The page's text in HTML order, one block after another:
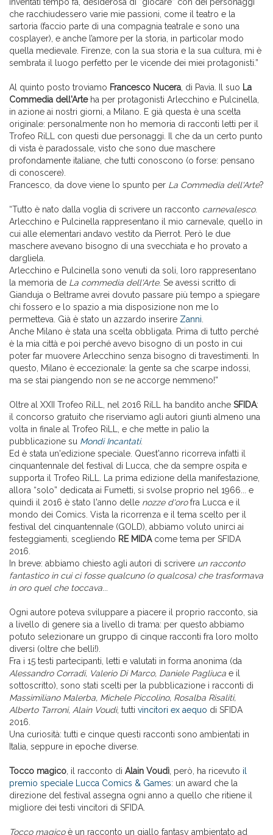
che racchiudessero varie mie passioni, come il teatro e la
sartoria (faccio parte di una compagnia teatrale e sono una
cosplayer), e anche l’amore per la storia, in particolar modo
quella medievale. Firenze, con la sua storia e la sua cultura, mi è
sembrata il luogo perfetto per le vicende dei miei protagonisti.”
Al quinto posto troviamo Francesco Nucera , di Pavia. Il suo La
Commedia dell'Arteha per protagonisti Arlecchino e Pulcinella,
in azione ai nostri giorni, a Milano. E già questa è una scelta
originale: personalmente non ho memoria di racconti letti per il
Trofeo RiLL con questi due personaggi. Il che da un certo punto
di vista è paradossale, visto che sono due maschere
profondamente italiane, che tutti conoscono (o forse: pensano
di conoscere).
Francesco, da dove viene lo spunto per La Commedia dell'Arte?
“Tutto è nato dalla voglia di scrivere un racconto carnevalesco.
Arlecchino e Pulcinella rappresentano il mio carnevale, quello in
cui alle elementari andavo vestito da Pierrot. Però le due
maschere avevano bisogno di una svecchiata e ho provato a
dargliela.
Arlecchino e Pulcinella sono venuti da soli, loro rappresentano
la memoria de La commedia dell'Arte. Se avessi scritto di
Gianduja o Beltrame avrei dovuto passare più tempo a spiegare
chi fossero e lo spazio a mia disposizione non me lo
permetteva. Già è stato un azzardo inserire Zanni
Anche Milano è stata una scelta obbligata. Prima di tutto perché
è la mia città e poi perché avevo bisogno di un posto in cui
poter far muovere Arlecchino senza bisogno di travestimenti. In
questo, Milano è eccezionale: la gente sa che scarpe indossi,
ma se stai piangendo non se ne accorge nemmeno!”
Oltre al XXII Trofeo RiLL, nel 2016 RiLL ha bandito anche SFIDA:
il concorso gratuito che riserviamo agli autori giunti almeno una
volta in finale al Trofeo RiLL, e che mette in palio la
pubblicazione su Mondi Incantati.
Ed è stata un'edizione speciale. Quest'anno ricorreva infatti il
cinquantennale del festival di Lucca, che da sempre ospita e
supporta il Trofeo RiLL. La prima edizione della manifestazione,
allora “solo” dedicata ai Fumetti, si svolse proprio nel 1966... e
quindi il 2016 è stato l'anno delle nozze d'orofra Lucca e il
mondo dei Comics. Vista la ricorrenza e il tema scelto per il
festival del cinquantennale (GOLD), abbiamo voluto unirci ai
festeggiamenti, scegliendo RE MIDAcome tema per SFIDA
2016.
In breve: abbiamo chiesto agli autori di scrivere un racconto
fantastico in cui ci fosse qualcuno (o qualcosa) che trasformava
in oro quel che toccava
Ogni autore poteva sviluppare a piacere il proprio racconto, sia
a livello di genere sia a livello di trama: per questo abbiamo
potuto selezionare un gruppo di cinque racconti fra loro molto
diversi (oltre che belli!).
Fra i 15 testi partecipanti, letti e valutati in forma anonima (da
Alessandro Corradi, Valerio Di Marco, Daniele Pagliuca e il
sottoscritto), sono stati scelti per la pubblicazione i racconti di
Massimiliano Malerba, Michele Piccolino, Rosalba Risaliti,
Alberto Tarroni, Alain Voudì, tutti vincitori ex aequo di SFIDA
2016.
Una curiosità: tutti e cinque questi racconti sono ambientati in
Italia, seppure in epoche diverse.
Tocco magico , il racconto di Alain Voudì , però, ha ricevuto il
premio speciale Lucca Comics & Games: un award che la
direzione del festival assegna ogni anno a quello che ritiene il
migliore dei testi vincitori di SFIDA.
Tocco magicoè un racconto un giallo fantasy ambientato ad